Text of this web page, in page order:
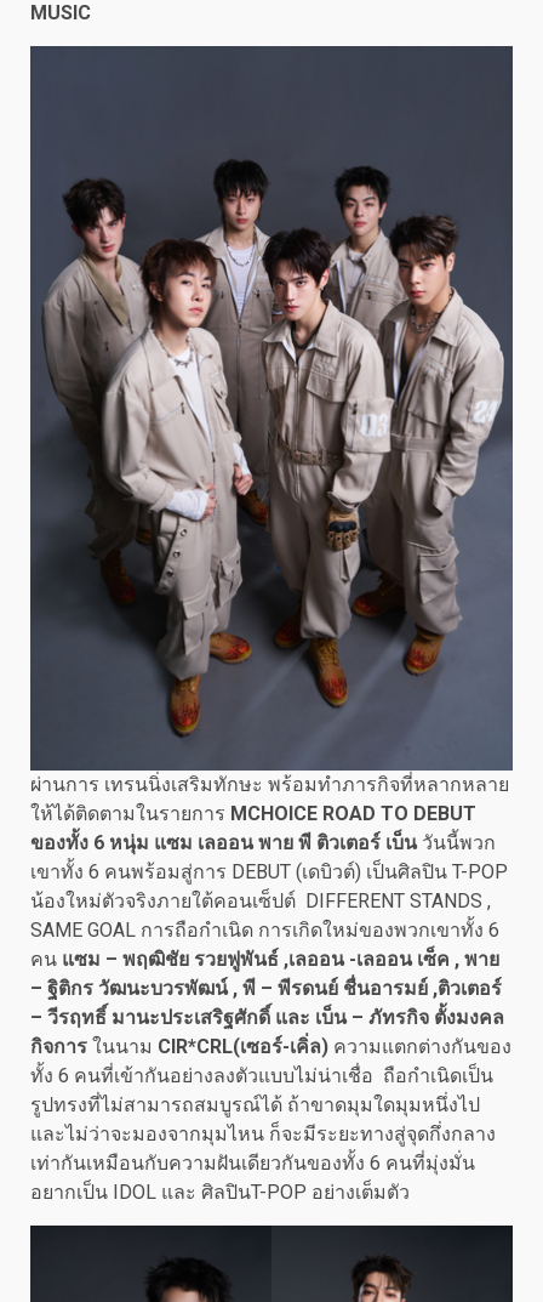
MUSIC
ผ่านการ เทรนนิ่งเสริมทักษะ พร้อมทำภารกิจที่หลากหลาย
ให้ได้ติดตามในรายการ MCHOICE ROAD TO DEBUT
ของทั้ง 6 หนุ่ม แซม เลออน พาย พี ติวเตอร์ เบ็นวันนี้พวก
เขาทั้ง 6 คนพร้อมสู่การ DEBUT (เดบิวต์) เป็นศิลปิน T-POP
น้องใหม่ตัวจริงภายใต้คอนเซ็ปต์ DIFFERENT STANDS ,
SAME GOAL การถือกำเนิด การเกิดใหม่ของพวกเขาทั้ง 6
คน แซม – พฤฒิชัย รวยฟูพันธ์ ,เลออน -เลออน เซ็ค , พาย
– ฐิติกร วัฒนะบวรพัฒน์ , พี – พีรดนย์ ชื่นอารมย์ ,ติวเตอร์
– วีรฤทธิ์ มานะประเสริฐศักดิ์ และ เบ็น – ภัทรกิจ ตั้งมงคล
กิจการ ในนาม CIR*CRL(เซอร์-เคิ่ล) ความแตกต่างกันของ
ทั้ง 6 คนที่เข้ากันอย่างลงตัวแบบไม่น่าเชื่อ ถือกำเนิดเป็น
รูปทรงที่ไม่สามารถสมบูรณ์ได้ ถ้าขาดมุมใดมุมหนึ่งไป
และไม่ว่าจะมองจากมุมไหน ก็จะมีระยะทางสู่จุดกึ่งกลาง
เท่ากันเหมือนกับความฝันเดียวกันของทั้ง 6 คนที่มุ่งมั่น
อยากเป็น IDOL และ ศิลปินT-POP อย่างเต็มตัว